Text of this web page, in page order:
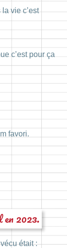
vie c’est
c’est pour ça
favori.
en 2023.
était :